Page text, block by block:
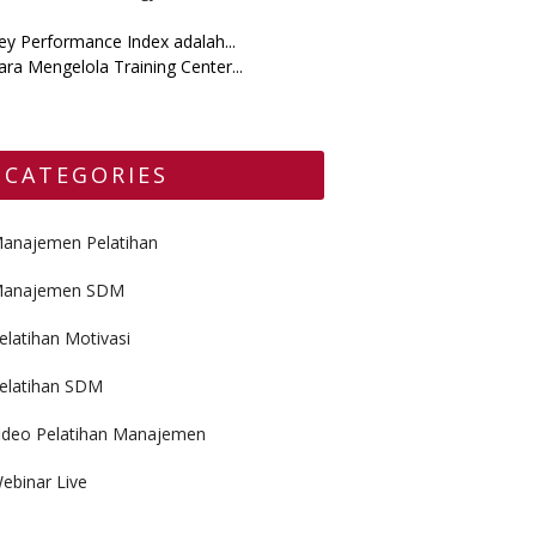
Performance Index adalah...
Mengelola Training Center...
CATEGORIES
Pelatihan
SDM
Motivasi
SDM
Pelatihan Manajemen
Live